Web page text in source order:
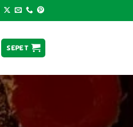
SEPET